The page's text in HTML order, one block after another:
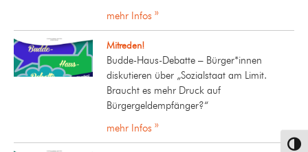
mehr Infos »
Mitreden!
Budde-Haus-Debatte – Bürger*innen
diskutieren über „Sozialstaat am Limit.
Braucht es mehr Druck auf
Bürgergeldempfänger?“
mehr Infos »